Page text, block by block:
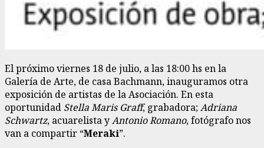
El próximo viernes 18 de julio, a las 18:00 hs en la
Galería de Arte, de casa Bachmann, inauguramos otra
exposición de artistas de la Asociación. En esta
oportunidad Stella Maris Graff, grabadora; Adriana
Schwartz, acuarelista yAntonio Romano, fotógrafo nos
van a compartir “Meraki”.